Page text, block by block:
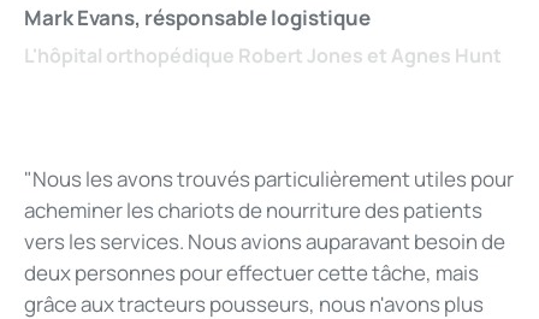
Mark Evans, résponsable logistique
L'hôpital orthopédique Robert Jones et Agnes Hunt
"Nous les avons trouvés particulièrement utiles pour
acheminer les chariots de nourriture des patients
vers les services. Nous avions auparavant besoin de
deux personnes pour effectuer cette tâche, mais
grâce aux tracteurs pousseurs, nous n'avons plus